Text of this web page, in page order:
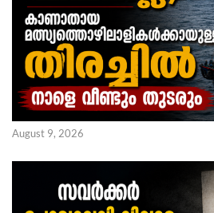
August 9, 2026